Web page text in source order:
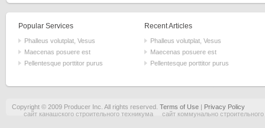
Popular Services
Phalleus volutplat, Vesus
Maecenas posuere est
Pellentesque porttitor purus
Recent Articles
Phalleus volutplat, Vesus
Maecenas posuere est
Pellentesque porttitor purus
Copyright © 2009 Producer Inc. All rights reserved. Terms of Use| Privacy Policy
сайт канашского строительного техникума
сайт коммунально